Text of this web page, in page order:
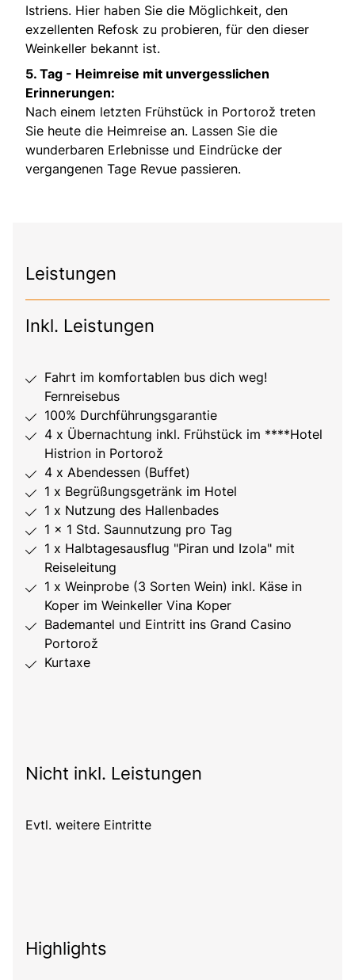
Istriens. Hier haben Sie die Möglichkeit, den
exzellenten Refosk zu probieren, für den dieser
Weinkeller bekannt ist.
5. Tag - Heimreise mit unvergesslichen
Erinnerungen:
Nach einem letzten Frühstück in Portorož treten
Sie heute die Heimreise an. Lassen Sie die
wunderbaren Erlebnisse und Eindrücke der
vergangenen Tage Revue passieren.
Leistungen
Inkl. Leistungen
Fahrt im komfortablen bus dich weg!
Fernreisebus
100% Durchführungsgarantie
4 x Übernachtung inkl. Frühstück im ****Hotel
Histrion in Portorož
4 x Abendessen (Buffet)
1 x Begrüßungsgetränk im Hotel
1 x Nutzung des Hallenbades
1 x 1 Std. Saunnutzung pro Tag
1 x Halbtagesausflug "Piran und Izola" mit
Reiseleitung
1 x Weinprobe (3 Sorten Wein) inkl. Käse in
Koper im Weinkeller Vina Koper
Bademantel und Eintritt ins Grand Casino
Portorož
Kurtaxe
Nicht inkl. Leistungen
Evtl. weitere Eintritte
Highlights